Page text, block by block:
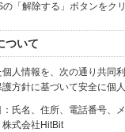
「解除する」ボタンをク
ついて
人情報を、次の通り共同
方針に基づいて安全に個
氏名、住所、電話番号、
式会社HitBit